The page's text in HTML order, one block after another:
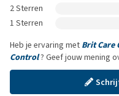
2 Sterren
1 Sterren
Heb je ervaring met Brit Care
Control? Geef jouw mening